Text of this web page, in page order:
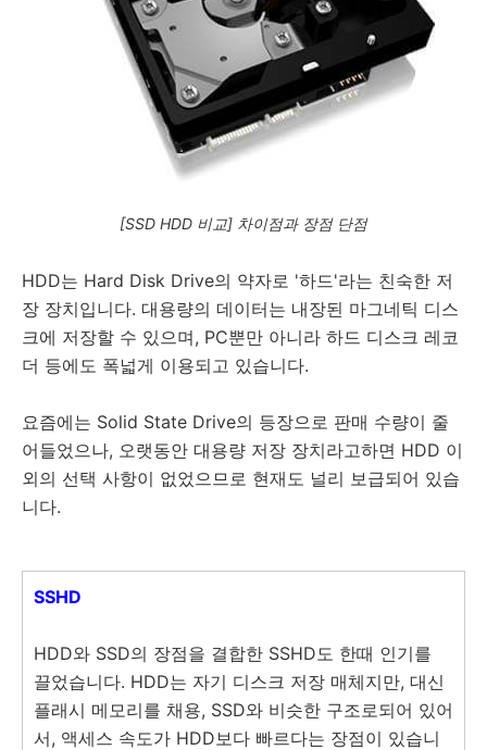
[SSD HDD 비교] 차이점과 장점 단점
HDD는 Hard Disk Drive의 약자로 '하드'라는 친숙한 저
장 장치입니다. 대용량의 데이터는 내장된 마그네틱 디스
크에 저장할 수 있으며, PC뿐만 아니라 하드 디스크 레코
더 등에도 폭넓게 이용되고 있습니다.
요즘에는 Solid State Drive의 등장으로 판매 수량이 줄
어들었으나, 오랫동안 대용량 저장 장치라고하면 HDD 이
외의 선택 사항이 없었으므로 현재도 널리 보급되어 있습
니다.
SSHD
HDD와 SSD의 장점을 결합한 SSHD도 한때 인기를
끌었습니다. HDD는 자기 디스크 저장 매체지만, 대신
플래시 메모리를 채용, SSD와 비슷한 구조로되어 있어
서, 액세스 속도가 HDD보다 빠르다는 장점이 있습니